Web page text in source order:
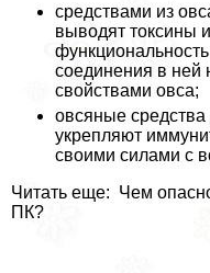
средствами из
выводят токсины
соединения в ней
свойствами овса;
овсяные
укрепляют
своими силами с
Читать еще: Чем
ПК?